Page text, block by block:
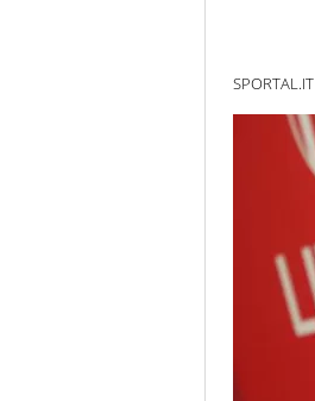
SPORTAL.IT